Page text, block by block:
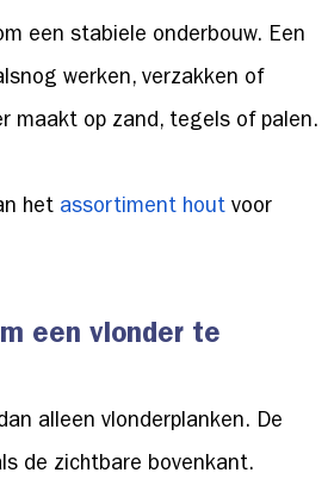
een stabiele onderbouw. Een
werken, verzakken of
maakt op zand, tegels of palen.
het assortiment hout voor
een vlonder te
alleen vlonderplanken. De
de zichtbare bovenkant.